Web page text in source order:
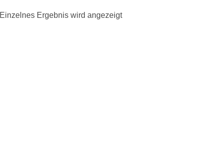
Einzelnes Ergebnis wird angezeigt